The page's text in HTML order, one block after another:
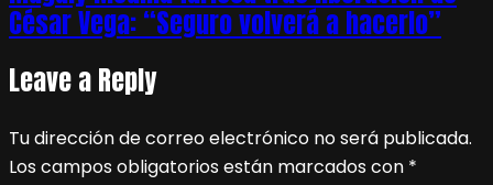
César Vega: “Seguro volverá a hacerlo”
Leave a Reply
Tu dirección de correo electrónico no será publicada.
Los campos obligatorios están marcados con *